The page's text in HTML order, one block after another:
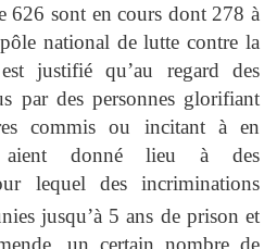
626 sont en cours dont 278 à
national de lutte contre la
justifié qu’au regard des
par des personnes glorifiant
commis ou incitant à en
aient donné lieu à des
lequel des incriminations
jusqu’à 5 ans de prison et
un certain nombre de